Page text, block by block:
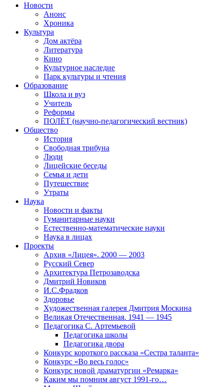
Новости
Анонс
Хроника
Культура
Дом актёра
Литература
Кино
Культурное наследие
Парк культуры и чтения
Образование
Школа и вуз
Учитель
Реформы
ПОЛЁТ (научно-педагогический вестник)
Общество
История
Свободная трибуна
Люди
Лицейские беседы
Семья и дети
Путешествие
Утраты
Наука
Новости и факты
Гуманитарные науки
Естественно-математические науки
Наука в лицах
Проекты
Архив «Лицея». 2000 — 2003
Русский Север
Архитектура Петрозаводска
Дмитрий Новиков
И.С.Фрадков
Здоровье
Художественная галерея Дмитрия Москина
Великая Отечественная. 1941 — 1945
Педагогика С. Артемьевой
Педагогика школы
Педагогика двора
Конкурс короткого рассказа «Сестра таланта»
Конкурс «Во весь голос»
Конкурс новой драматургии «Ремарка»
Каким мы помним август 1991-го…